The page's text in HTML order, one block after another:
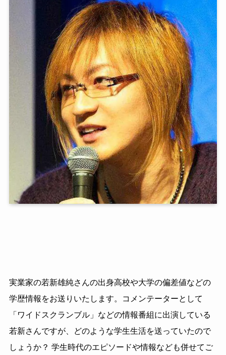
実業家の若新雄純さんの出身高校や大学の偏差値などの
学歴情報をお送りいたします。コメンテーターとして
「ワイドスクランブル」などの情報番組に出演している
若新さんですが、どのような学生生活を送っていたので
しょうか？ 学生時代のエピソードや情報なども併せてご